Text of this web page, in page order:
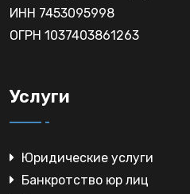
ИНН 7453095998
ОГРН 1037403861263
Услуги
Юридические услуги
Банкротство юр лиц